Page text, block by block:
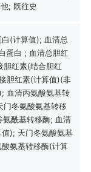
; 既往史
(计算值); 血清总
蛋白 ; 血清总胆红
胆红素(结合胆红
胆红素(计算值)(非
血清丙氨酸氨基转
门冬氨酸氨基转移
氨酰基转移酶; 血清
); 天门冬氨酸氨基
氨基转移酶(计算